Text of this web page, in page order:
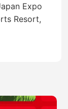
Expo
Resort,